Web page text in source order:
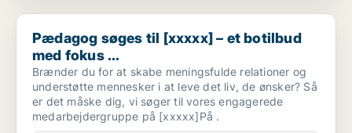
Pædagog søges til [xxxxx] – et botilbud med fokus ...
Pædagog søges til [xxxxx] – et botilbud
med fokus ...
Brænder du for at skabe meningsfulde relationer og
understøtte mennesker i at leve det liv, de ønsker? Så
er det måske dig, vi søger til vores engagerede
medarbejdergruppe på [xxxxx]På .